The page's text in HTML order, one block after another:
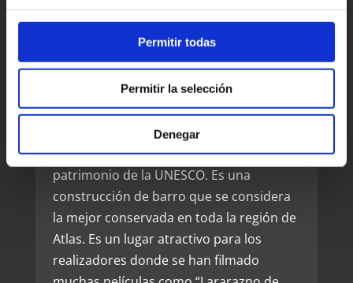
Permitir todas
Permitir la selección
Denegar
Taourirt o ·Colina Fortaleza·.
Kasbah de Ait Ben-
Haddou
A 30 kilómetros de Ouarzazate, sobre la
cima de una colina, se encuentra la
Kasbah de Ait Ben-Haddou, que ahora es
patrimonio de la UNESCO. Es una
construcción de barro que se considera
la mejor conservada en toda la región de
Atlas. Es un lugar atractivo para los
realizadores donde se han filmado